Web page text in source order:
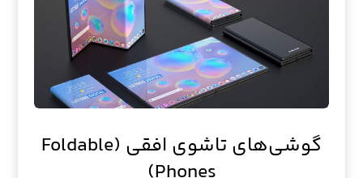
گوشی‌های تاشوی افقی (Foldable